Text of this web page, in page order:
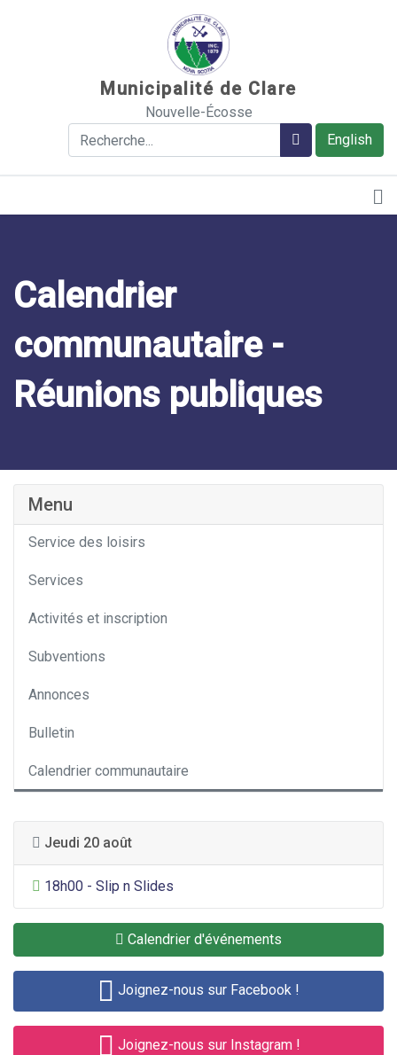
Municipalité de Clare
Nouvelle-Écosse
English
Rechercher Rechercher
Calendrier
communautaire -
Réunions publiques
Catégorie
Menu
Service des loisirs
Services
Activités et inscription
Subventions
Annonces
Bulletin
Calendrier communautaire
Jeudi 20 août
Divertissement général
18h00 - Slip n Slides
Calendrier d'événements
Joignez-nous sur Facebook !
Joignez-nous sur Instagram !